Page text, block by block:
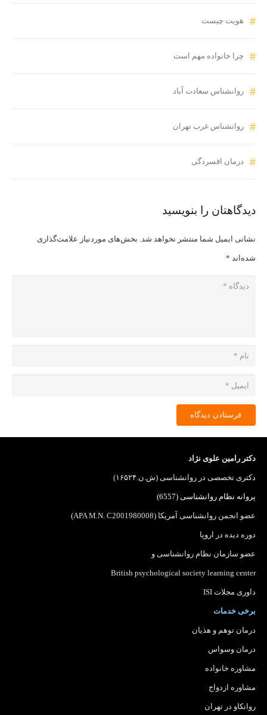
هویت چیست
چرا خانواده مهم است
روانشناس سعادت آباد
روانشناس غرب تهران
درمان افسردگی
دیدگاهتان را بنویسید
نشانی ایمیل شما منتشر نخواهد شد. بخش‌های موردنیاز علامت‌گذاری
شده‌اند *
فرستادن دیدگاه
دکتر رامین علوی نژاد
دکتری تخصصی در روانشناسی (ش.ن.۱۶۵۲۴)
پروانه نظام روانشناسی (6557)
عضو انجمن روانشناسی آمریکا (APA M.N. C2001980008)
دوره دیده در اروپا
عضو سازمان نظام روانشناسیو
British psychological society learning center
داوری مجلات ISI
برخی خدمات
درمان توهم و هذیان
درمان وسواس
مشاوره خانواده
مشاوره ازدواج
روانکاو در تهران